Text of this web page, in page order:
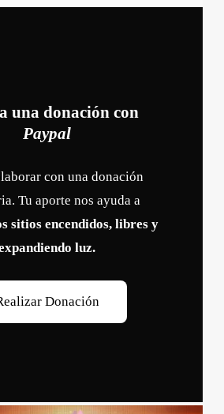
una donación con
Paypal
con una donación
Tu aporte nos ayuda a
sitios encendidos, libres y
luz.
ealizar Donación